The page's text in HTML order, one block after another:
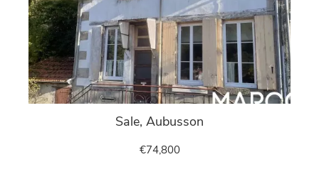
Sale, Aubusson
€74,800